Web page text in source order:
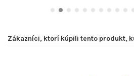
Zákazníci, ktorí kúpili tento produkt,